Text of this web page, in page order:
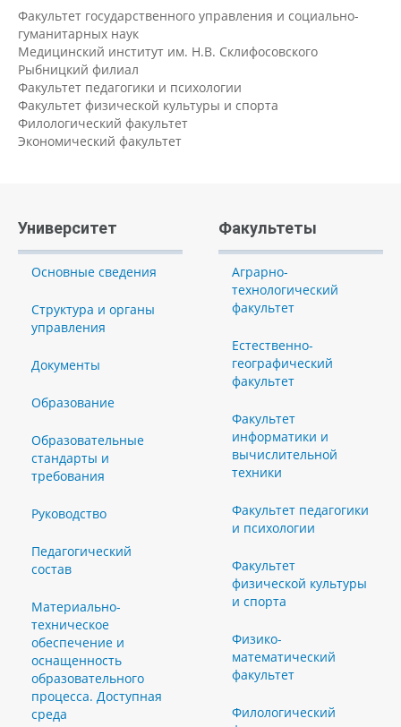
Факультет государственного управления и социально-
гуманитарных наук
Медицинский институт им. Н.В. Склифосовского
Рыбницкий филиал
Факультет педагогики и психологии
Факультет физической культуры и спорта
Филологический факультет
Экономический факультет
Университет
Основные сведения
Структура и органы
управления
Документы
Образование
Образовательные
стандарты и
требования
Руководство
Педагогический
состав
Материально-
техническое
обеспечение и
оснащенность
образовательного
процесса. Доступная
среда
Факультеты
Аграрно-
технологический
факультет
Естественно-
географический
факультет
Факультет
информатики и
вычислительной
техники
Факультет педагогики
и психологии
Факультет
физической культуры
и спорта
Физико-
математический
факультет
Филологический